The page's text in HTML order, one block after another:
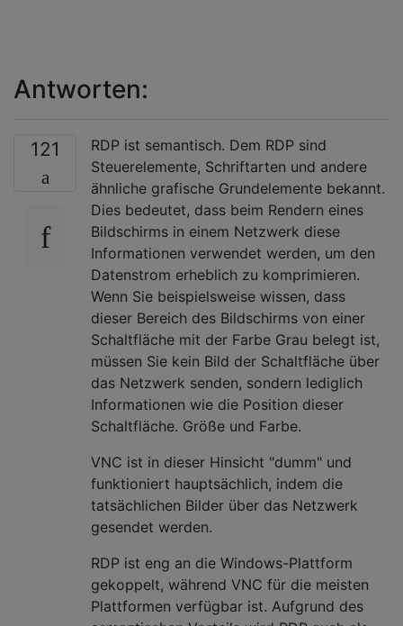
Antworten:
121
RDP ist semantisch. Dem RDP sind
Steuerelemente, Schriftarten und andere
ähnliche grafische Grundelemente bekannt.
Dies bedeutet, dass beim Rendern eines
Bildschirms in einem Netzwerk diese
Informationen verwendet werden, um den
Datenstrom erheblich zu komprimieren.
Wenn Sie beispielsweise wissen, dass
dieser Bereich des Bildschirms von einer
Schaltfläche mit der Farbe Grau belegt ist,
müssen Sie kein Bild der Schaltfläche über
das Netzwerk senden, sondern lediglich
Informationen wie die Position dieser
Schaltfläche. Größe und Farbe.
VNC ist in dieser Hinsicht "dumm" und
funktioniert hauptsächlich, indem die
tatsächlichen Bilder über das Netzwerk
gesendet werden.
RDP ist eng an die Windows-Plattform
gekoppelt, während VNC für die meisten
Plattformen verfügbar ist. Aufgrund des